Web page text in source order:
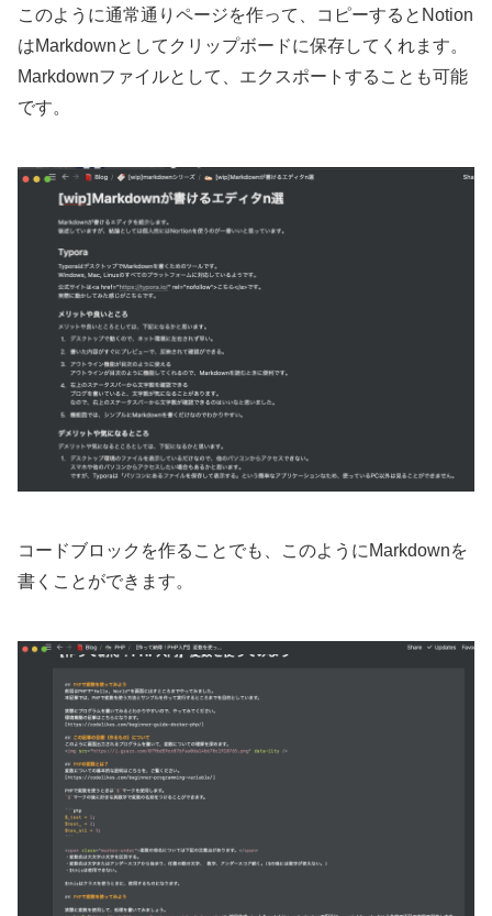
このように通常通りページを作って、コピーするとNotion
はMarkdownとしてクリップボードに保存してくれます。
Markdownファイルとして、エクスポートすることも可能
です。
コードブロックを作ることでも、このようにMarkdownを
書くことができます。